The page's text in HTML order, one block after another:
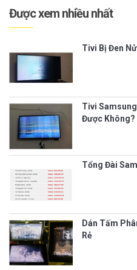
Được xem nhiều nhất
Tivi Bị Đen
Tivi
Được Không?
Tổng Đài
Dán Tấm
Rẻ